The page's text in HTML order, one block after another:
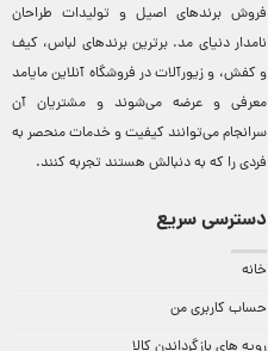
فروش برندهای اصيل و توليدات طراحان
نامدار دنيای مد. برترين‌ برندهای لباس، کيف
و کفش، و زيورآلات در فروشگاه آنلاين مایامد
معرفی و عرضه می‌شوند و مشتريان آن
سرانجام می‌توانند کيفيت و خدمات منحصر به
فردی را که به دنبالش هستند تجربه کنند.
دسترسی سریع
خانه
حساب کاربری من